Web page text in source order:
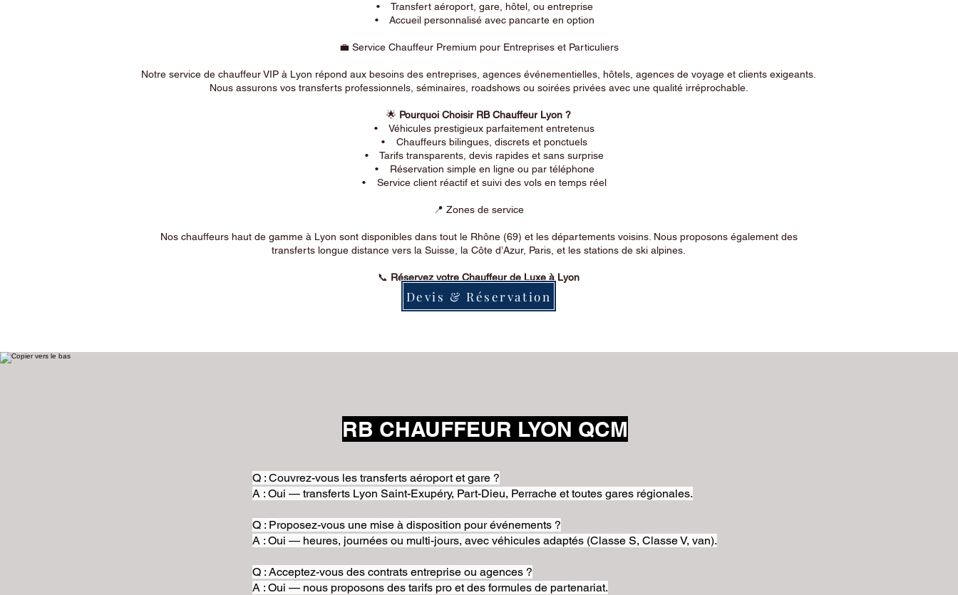
• Transfert aéroport, gare, hôtel, ou entreprise
• Accueil personnalisé avec pancarte en option
💼 Service Chauffeur Premium pour Entreprises et Particuliers
Notre service de chauffeur VIP à Lyon répond aux besoins des entreprises, agences événementielles, hôtels, agences de voyage et clients exigeants.
Nous assurons vos transferts professionnels, séminaires, roadshows ou soirées privées avec une qualité irréprochable.
🌟 Pourquoi Choisir RB Chauffeur Lyon ?
• Véhicules prestigieux parfaitement entretenus
• Chauffeurs bilingues, discrets et ponctuels
• Tarifs transparents, devis rapides et sans surprise
• Réservation simple en ligne ou par téléphone
• Service client réactif et suivi des vols en temps réel
📍 Zones de service
Nos chauffeurs haut de gamme à Lyon sont disponibles dans tout le Rhône (69) et les départements voisins. Nous proposons également des
transferts longue distance vers la Suisse, la Côte d’Azur, Paris, et les stations de ski alpines.
📞 Réservez votre Chauffeur de Luxe à Lyon
Devis & Réservation
RB CHAUFFEUR LYON QCM
Q : Couvrez-vous les transferts aéroport et gare ?
A : Oui — transferts Lyon Saint-Exupéry, Part-Dieu, Perrache et toutes gares régionales.
Q : Proposez-vous une mise à disposition pour événements ?
A : Oui — heures, journées ou multi-jours, avec véhicules adaptés (Classe S, Classe V, van).
Q : Acceptez-vous des contrats entreprise ou agences ?
A : Oui — nous proposons des tarifs pro et des formules de partenariat.